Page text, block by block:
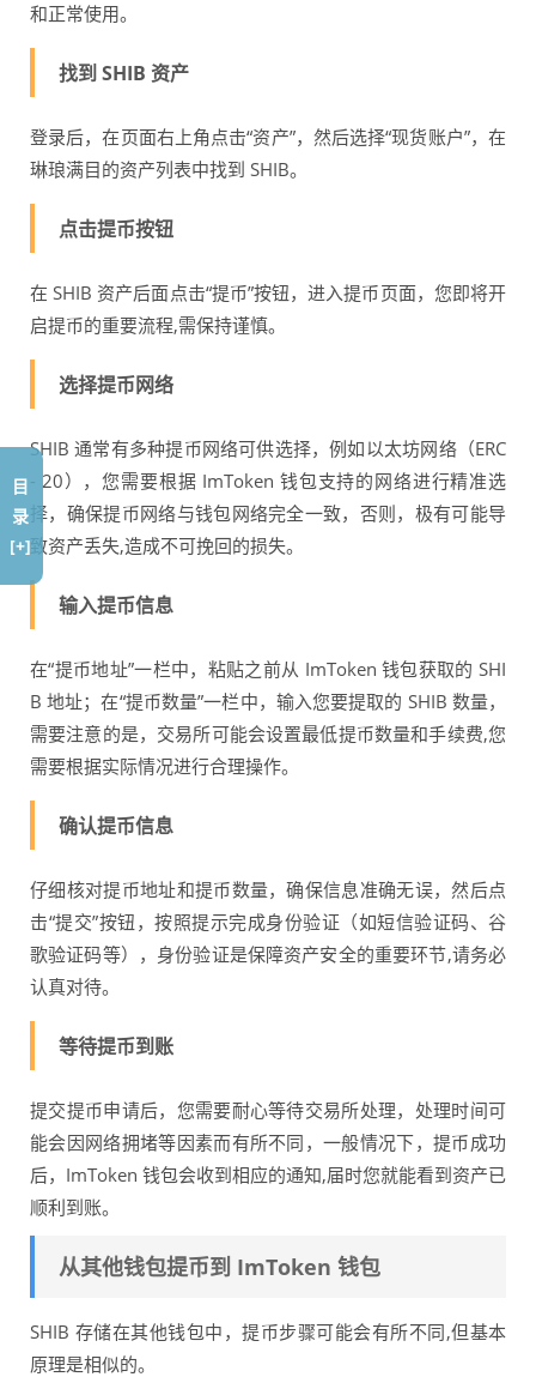
和正常使用。
找到 SHIB 资产
登录后，在页面右上角点击“资产”，然后选择“现货账户”，在
琳琅满目的资产列表中找到 SHIB。
点击提币按钮
在 SHIB 资产后面点击“提币”按钮，进入提币页面，您即将开
启提币的重要流程,需保持谨慎。
选择提币网络
SHIB 通常有多种提币网络可供选择，例如以太坊网络（ERC
- 20），您需要根据 ImToken 钱包支持的网络进行精准选
择，确保提币网络与钱包网络完全一致，否则，极有可能导
致资产丢失,造成不可挽回的损失。
输入提币信息
在“提币地址”一栏中，粘贴之前从 ImToken 钱包获取的 SHI
B 地址；在“提币数量”一栏中，输入您要提取的 SHIB 数量，
需要注意的是，交易所可能会设置最低提币数量和手续费,您
需要根据实际情况进行合理操作。
确认提币信息
仔细核对提币地址和提币数量，确保信息准确无误，然后点
击“提交”按钮，按照提示完成身份验证（如短信验证码、谷
歌验证码等），身份验证是保障资产安全的重要环节,请务必
认真对待。
等待提币到账
提交提币申请后，您需要耐心等待交易所处理，处理时间可
能会因网络拥堵等因素而有所不同，一般情况下，提币成功
后，ImToken 钱包会收到相应的通知,届时您就能看到资产已
顺利到账。
从其他钱包提币到 ImToken 钱包
SHIB 存储在其他钱包中，提币步骤可能会有所不同,但基本
原理是相似的。
目
录
[+]